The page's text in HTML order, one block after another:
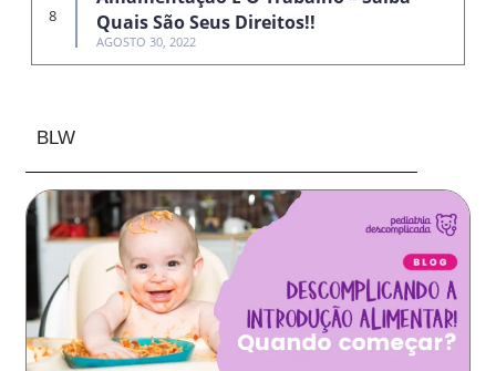
Quais São Seus Direitos!!
AGOSTO 30, 2022
BLW